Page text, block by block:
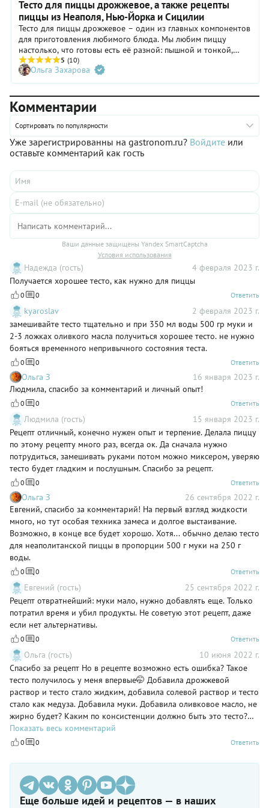
Тесто для пиццы дрожжевое, а также рецепты
пиццы из Неаполя, Нью-Йорка и Сицилии
Тесто для пиццы дрожжевое – один из главных компонентов
для приготовления любимого блюда. Мы любим пиццу
настолько, что готовы есть её разной: пышной и тонкой,
круглой и прямоугольной и знаем, что дрожжи очень важны
для её теста. Мы поговорили с фанатом пиццы – синьором
Марчелло Стоцци, потомственным поваром из Рима и узнали
тонкости приготовления дрожжевого теста, известные
только итальянцам.
5 (10)
Ольга Захарова
Комментарии
Сортировать по популярности
Уже зарегистрированны на gastronom.ru? Войдите или
оставьте комментарий как гость
Ваши данные защищены Yandex SmartCaptcha
Условия использования
Надежда (гость)
4 февраля 2023 г.
Получается хорошее тесто, как нужно для пиццы
0 0 Ответить
kyaroslav
2 февраля 2023 г.
замешивайте тесто тщательно и при 350 мл воды 500 гр муки и
2-3 ложках оливкого масла получиться хорошее тесто. не нужно
бояться временного непривычного состояния теста.
0 0 Ответить
Ольга З
16 января 2023 г.
Людмила, спасибо за комментарий и личный опыт!
0 0 Ответить
Людмила (гость)
15 января 2023 г.
Рецепт отличный, конечно нужен опыт и терпение. Делала пиццу
по этому рецепту много раз, всегда ок. Да сначала нужно
потрудиться, замешивать руками потом можно миксером, уверяю
тесто будет гладким и послушным. Спасибо за рецепт.
0 0 Ответить
Ольга З
26 сентября 2022 г.
Евгений, спасибо за комментарий! На первый взгляд жидкости
много, но тут особая техника замеса и долгое выстаивание.
Возможно, в конце все будет хорошо. Хотя... обычно делаю тесто
для неаполитанской пиццы в пропорции 500 г муки на 250 г
воды.
0 0 Ответить
Евгений (гость)
25 сентября 2022 г.
Рецепт отвратнейший: муки мало, нужно добавлять еще. Только
потратил время и убил продукты. Не советую этот рецепт, даже
если нет альтернативы.
0 0 Ответить
Ольга (гость)
10 июня 2022 г.
Спасибо за рецепт Но в рецепте возможно есть ошибка? Такое
тесто получилось у меня впервые🤭 Добавила дрожжевой
раствор и тесто стало жидким, добавила солевой раствор и тесто
стало как медуза. Добавила муки. Добавила оливковое масло, не
жирно будет? Каким по консистенции должно быть это тесто?
Если, как медуза, тогда все ОК
Показать весь комментарий
0 0 Ответить
Еще больше идей и рецептов — в наших